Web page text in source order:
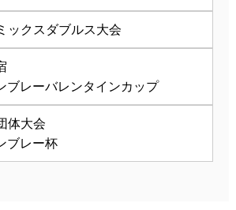
ックスダブルス大会
ブレーバレンタインカップ
体大会
ブレー杯